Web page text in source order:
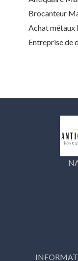
Brocanteur
Achat métaux
Entreprise de